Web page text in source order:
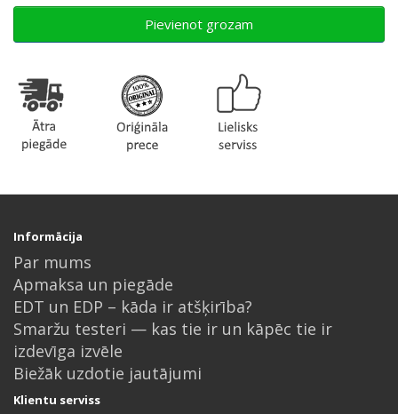
Pievienot grozam
Informācija
Par mums
Apmaksa un piegāde
EDT un EDP – kāda ir atšķirība?
Smaržu testeri — kas tie ir un kāpēc tie ir
izdevīga izvēle
Biežāk uzdotie jautājumi
Klientu serviss